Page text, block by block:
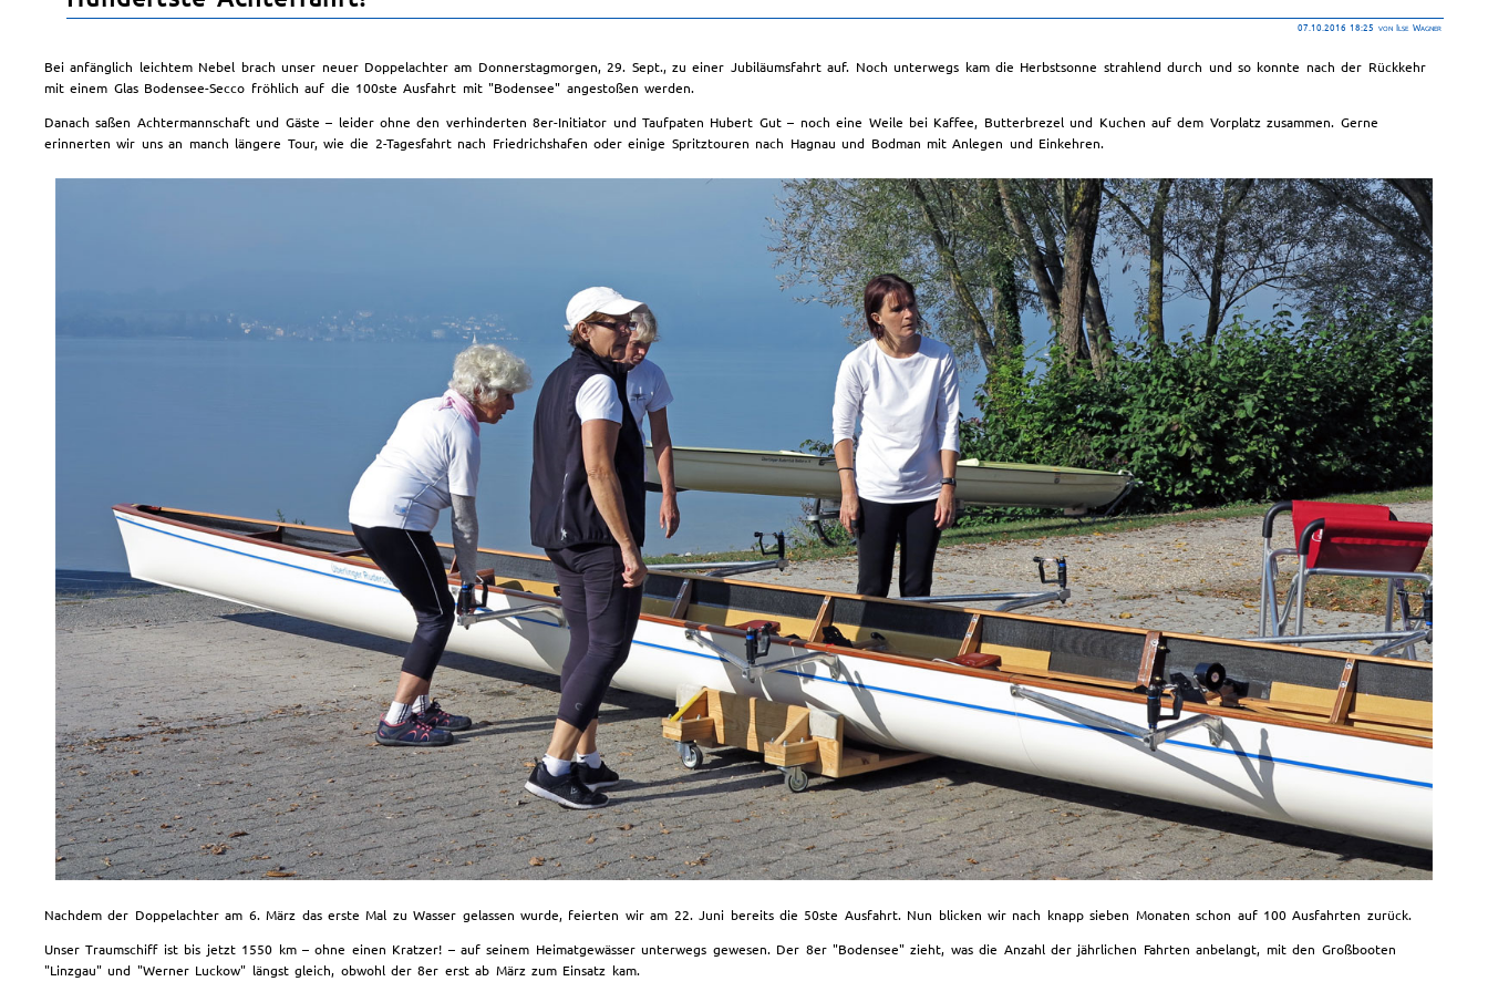
07.10.2016 18:25 von Ilse Wagner
Bei anfänglich leichtem Nebel brach unser neuer Doppelachter am Donnerstagmorgen, 29. Sept., zu einer Jubiläumsfahrt auf. Noch unterwegs kam die Herbstsonne strahlend durch und so konnte nach der Rückkehr
mit einem Glas Bodensee-Secco fröhlich auf die 100ste Ausfahrt mit "Bodensee" angestoßen werden.
Danach saßen Achtermannschaft und Gäste – leider ohne den verhinderten 8er-Initiator und Taufpaten Hubert Gut – noch eine Weile bei Kaffee, Butterbrezel und Kuchen auf dem Vorplatz zusammen. Gerne
erinnerten wir uns an manch längere Tour, wie die 2-Tagesfahrt nach Friedrichshafen oder einige Spritztouren nach Hagnau und Bodman mit Anlegen und Einkehren.
Nachdem der Doppelachter am 6. März das erste Mal zu Wasser gelassen wurde, feierten wir am 22. Juni bereits die 50ste Ausfahrt. Nun blicken wir nach knapp sieben Monaten schon auf 100 Ausfahrten zurück.
Unser Traumschiff ist bis jetzt 1550 km – ohne einen Kratzer! – auf seinem Heimatgewässer unterwegs gewesen. Der 8er "Bodensee" zieht, was die Anzahl der jährlichen Fahrten anbelangt, mit den Großbooten
"Linzgau" und "Werner Luckow" längst gleich, obwohl der 8er erst ab März zum Einsatz kam.